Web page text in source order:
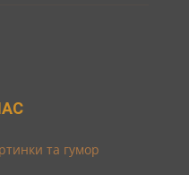
та гумор